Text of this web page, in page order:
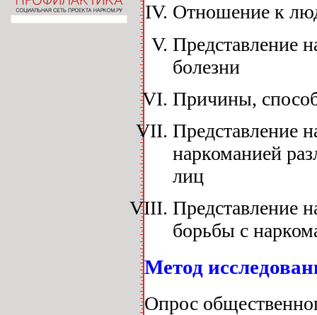
Отношение к
Представление
болезни
Причины,
Представление
наркоманией
лиц
Представление
борьбы с
Метод
Опрос